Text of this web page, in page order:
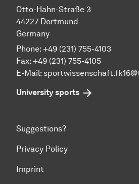
Otto-Hahn-Straße 3
44227 Dortmund
Germany
Phone: +49 (231) 755-4103
Fax: +49 (231) 755-4105
E-Mail:
University sports
Suggestions?
Privacy Policy
Imprint